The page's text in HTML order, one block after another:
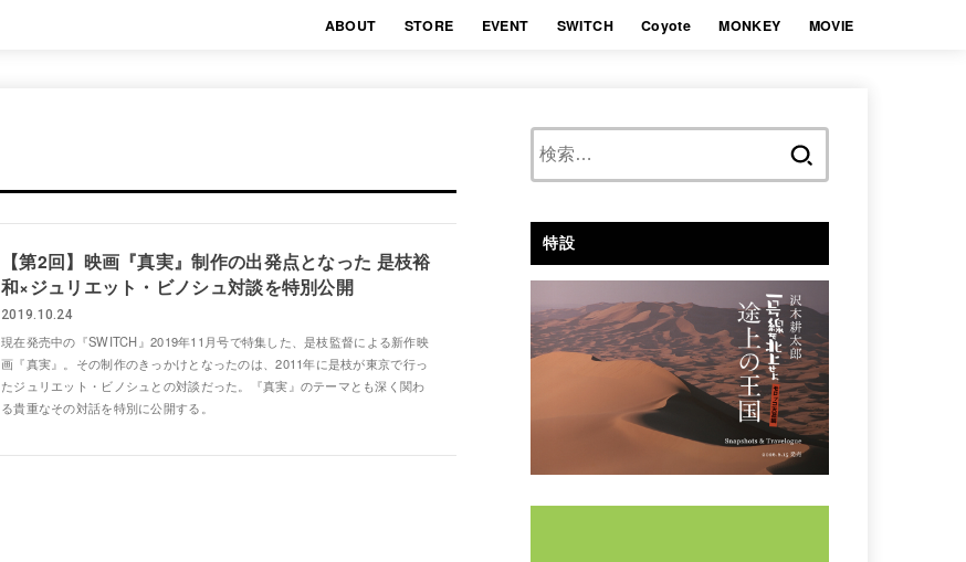
ABOUT STORE EVENT SWITCH Coyote MONKEY MOVIE
【第2回】映画『真実』制作の出発点となった 是枝裕
和×ジュリエット・ビノシュ対談を特別公開
2019.10.24
現在発売中の『SWITCH』2019年11月号で特集した、是枝監督による新作映
画『真実』。その制作のきっかけとなったのは、2011年に是枝が東京で行っ
たジュリエット・ビノシュとの対談だった。『真実』のテーマとも深く関わ
る貴重なその対話を特別に公開する。
特設